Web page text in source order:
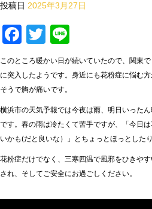
投稿日 2025年3月27日
Facebook
Twitter
このところ暖かい日が続いていたので、関東
に突入したようです。身近にも花粉症に悩む
そうで胸が痛いです。
横浜市の天気予報では今夜は雨、明日いった
です。春の雨は冷たくて苦手ですが、「今日
いかも(だと良いな）」とちょっとほっとしたり
花粉症だけでなく、三寒四温で風邪をひきや
され、そしてご安全にお過ごしください。